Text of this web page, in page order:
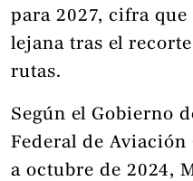
para 2027, cifra que
lejana tras el
rutas.
Según el Gobierno
Federal de Aviación
a octubre de 2024,